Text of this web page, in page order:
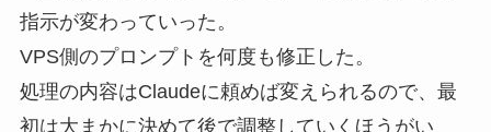
指示が変わっていった。
VPS側のプロンプトを何度も修正した。
処理の内容はClaudeに頼めば変えられるので、最
初は大まかに決めて後で調整していくほうがい